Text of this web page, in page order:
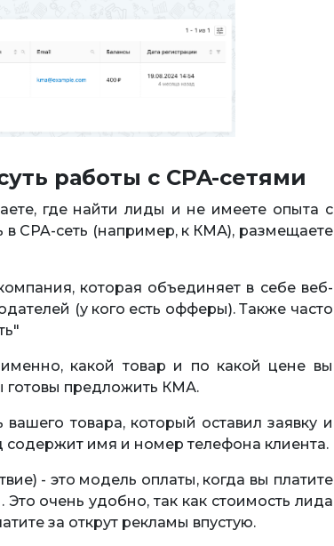
работы с CPA-сетями
где найти лиды и не имеете опыта с
CPA-сеть (например, к КМА), размещаете
которая объединяет в себе веб-
(у кого есть офферы). Также часто
какой товар и по какой цене вы
готовы предложить КМА.
товара, который оставил заявку и
имя и номер телефона клиента.
- это модель оплаты, когда вы платите
очень удобно, так как стоимость лида
за открут рекламы впустую.